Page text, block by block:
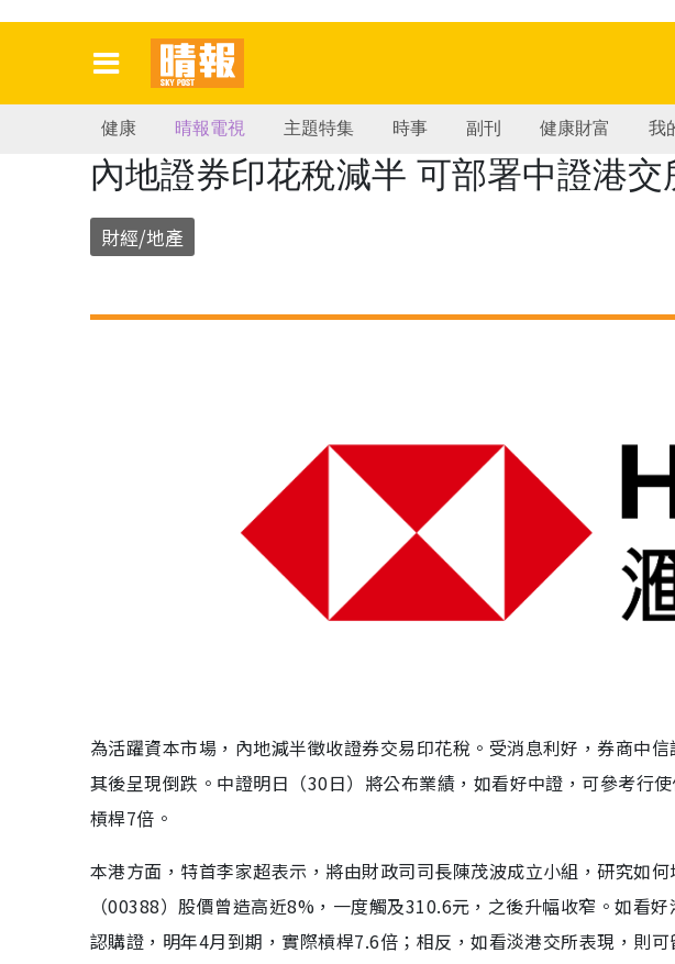
健康 晴報電視 主題特集 時事 副刊 健康財富 我
內地證券印花稅減半 可部署中證港交
財經/地產
為活躍資本市場，內地減半徵收證券交易印花稅。受消息利好，券商中
其後呈現倒跌。中證明日（30日）將公布業績，如看好中證，可參考行
槓桿7倍。
本港方面，特首李家超表示，將由財政司司長陳茂波成立小組，研究如
（00388）股價曾造高近8%，一度觸及310.6元，之後升幅收窄。如看
認購證，明年4月到期，實際槓桿7.6倍；相反，如看淡港交所表現，則